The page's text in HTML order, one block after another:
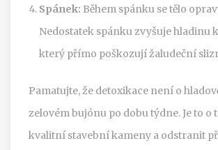
Spánek: Během spánku se tělo
Nedostatek spánku zvyšuje hladinu
který přímo poškozují žaludeční
Pamatujte, že detoxikace není o
zelovém bujónu po dobu týdne. Je to o
kvalitní stavební kameny a odstranit